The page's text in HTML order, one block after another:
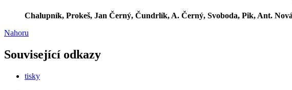
Chalupník, Prokeš, Jan Černý, Čundrlík, A. Černý, Svoboda, Pik, Ant.
Nahoru
Související odkazy
tisky